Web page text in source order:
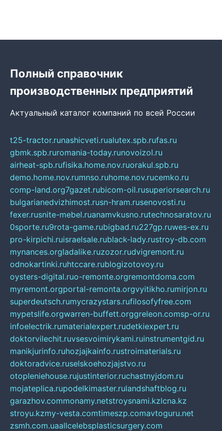
Полный справочник
производственных предприятий
Актуальный каталог компаний по всей России
t25-tractor.runashicveti.rualutex.spb.rufas.ru
gbmk.spb.ruromania-today.runovoizol.ru
airheat-spb.rufisika.home.nov.ruorakul.spb.ru
demo.home.nov.rumnso.ruhome.nov.rucemko.ru
comp-land.org7gazet.rubicom-oil.rusuperiorsearch.ru
bulgarianedvizhimost.rusn-hram.rusenovosti.ru
fexer.rusnite-mebel.ruanamvkusno.rutechnosaratov.ru
0sporte.ru9rota-game.rubigbad.ru227gp.ruwes-ex.ru
pro-kirpichi.ruisraelsale.rublack-lady.rustroy-db.com
mynances.orgladalike.ruzozor.rudvigremont.ru
odnokartinki.ruhtccare.rublogizotovoy.ru
oysters-digital.ruo-remonte.orgremontdoma.com
myremont.orgportal-remonta.orgvyitikho.rumirjon.ru
superdeutsch.rumycrazystars.rufilosofyfree.com
mypetslife.orgwarren-buffett.orggreleon.comsp-or.ru
infoelectrik.rumaterialexpert.rudetkiexpert.ru
doktorvilechit.ruvsesvoimirykami.ruinstrumentgid.ru
manikjurinfo.ruhozjajkainfo.rustroimaterials.ru
doktoradvice.ruselskoehozjajstvo.ru
otopleniehouse.rujustinterior.ruchastnyjdom.ru
mojateplica.rupodelkimaster.rulandshaftblog.ru
garazhov.commonamy.netstroysnami.kzlcna.kz
stroyu.kzmy-vesta.comtimeszp.comavtoguru.net
zsmh.com.uaallcelebsplasticsurgery.com